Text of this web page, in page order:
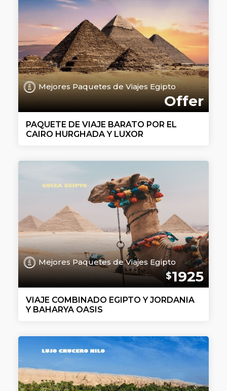
Mejores Paquetes de Viajes Egipto
Offer
PAQUETE DE VIAJE BARATO POR EL
CAIRO HURGHADA Y LUXOR
Mejores Paquetes de Viajes Egipto
$1925
VIAJE COMBINADO EGIPTO Y JORDANIA
Y BAHARYA OASIS